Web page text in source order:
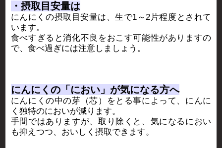
・摂取目安量は
にんにくの摂取目安量は、生で1～2片程度とされて
います。
食べすぎると消化不良をおこす可能性がありますの
で、食べ過ぎには注意しましょう。
にんにくの「におい」が気になる方へ
にんにくの中の芽（芯）をとる事によって、にんに
く独特のにおいが減ります。
手間ではありますが、取り除くと、気になるにおい
も抑えつつ、おいしく摂取できます。